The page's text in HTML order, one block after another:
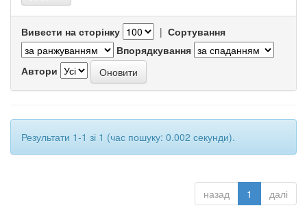
Вивести на сторінку | Сортування
Впорядкування
Автори
Результати 1-1 зі 1 (час пошуку: 0.002 секунди).
назад 1 далі